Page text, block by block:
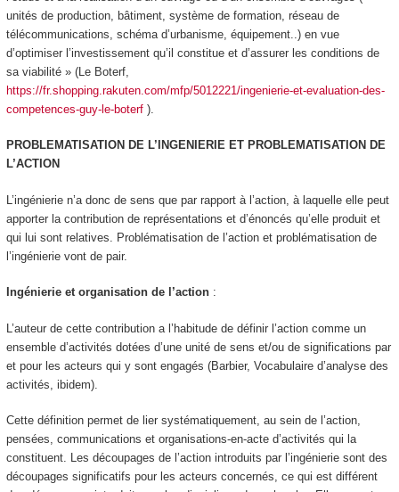
unités de production, bâtiment, système de formation, réseau de
télécommunications, schéma d’urbanisme, équipement..) en vue
d’optimiser l’investissement qu’il constitue et d’assurer les conditions de
sa viabilité » (Le Boterf,
https://fr.shopping.rakuten.com/mfp/5012221/ingenierie-et-evaluation-des-
competences-guy-le-boterf).
PROBLEMATISATION DE L’INGENIERIE ET PROBLEMATISATION DE
L’ACTION
L’ingénierie n’a donc de sens que par rapport à l’action, à laquelle elle peut
apporter la contribution de représentations et d’énoncés qu’elle produit et
qui lui sont relatives. Problématisation de l’action et problématisation de
l’ingénierie vont de pair.
Ingénierie et organisation de l’action:
L’auteur de cette contribution a l’habitude de définir l’action comme un
ensemble d’activités dotées d’une unité de sens et/ou de significations par
et pour les acteurs qui y sont engagés (Barbier, Vocabulaire d’analyse des
activités, ibidem).
Cette définition permet de lier systématiquement, au sein de l’action,
pensées, communications et organisations-en-acte d’activités qui la
constituent. Les découpages de l’action introduits par l’ingénierie sont des
découpages significatifs pour les acteurs concernés, ce qui est différent